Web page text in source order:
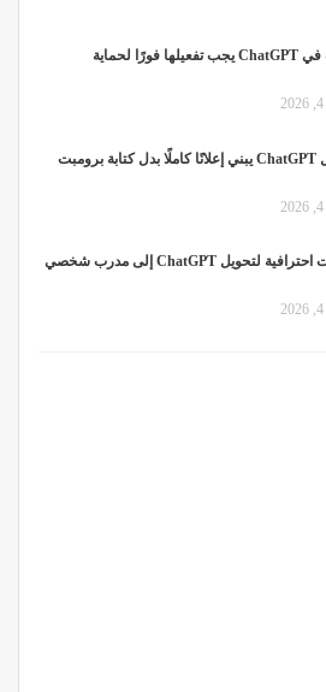
8 إعدادات في ChatGPT يجب تفعيلها فورًا لحماية
كيف تجعل ChatGPT يبني إعلانًا كاملًا بدل كتابة برومبت
8 برومبتات احترافية لتحويل ChatGPT إلى مدرب شخصي